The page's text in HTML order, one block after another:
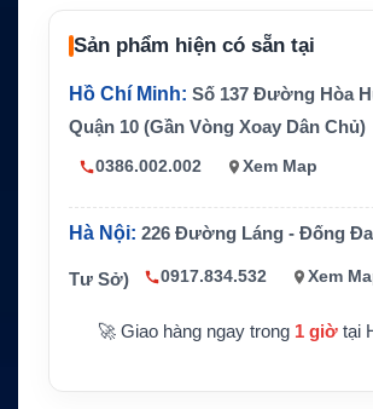
ẩm
Công
chính
Kết nối internet vệ tinh
Băng
MIR
thông
512/256CIR
Dữ liệ
Sản phẩm hiện có sẵn tại
Hồ Chí Minh: Số 137 Đường Hòa
Quận 10 (Gần Vòng Xoay Dân Chủ)
0386.002.002 Xem Map
Hà Nội: 226 Đường Láng - Đống
Tư Sở) 0917.834.532 Xem
🚀 Giao hàng ngay trong 1 giờtại